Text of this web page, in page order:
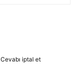
Cevabı iptal et